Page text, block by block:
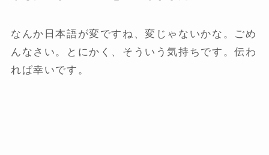
なんか日本語が変ですね、変じゃないかな。ごめ
んなさい。とにかく、そういう気持ちです。伝わ
れば幸いです。